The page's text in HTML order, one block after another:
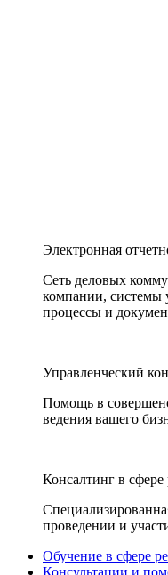
Электронная
Сеть деловых
компании, системы
процессы и
Управленческий
Помощь в
ведения вашего
Консалтинг в
проведении и
Обучение в сфере
Консультации и